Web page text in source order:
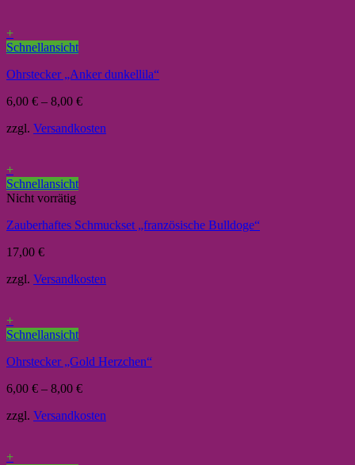
+
Schnellansicht
Ohrstecker „Anker dunkellila“
6,00 € – 8,00 €
zzgl. Versandkosten
+
Schnellansicht
Nicht vorrätig
Zauberhaftes Schmuckset „französische Bulldoge“
17,00 €
zzgl. Versandkosten
+
Schnellansicht
Ohrstecker „Gold Herzchen“
6,00 € – 8,00 €
zzgl. Versandkosten
+